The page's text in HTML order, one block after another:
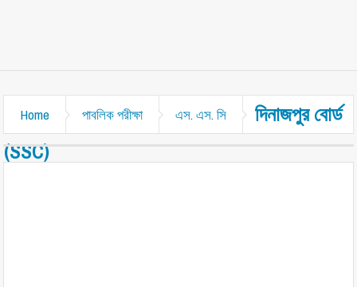
Home পাবলিক পরীক্ষা এস. এস. সি
দিনাজপুর বোর্ড
(SSC)